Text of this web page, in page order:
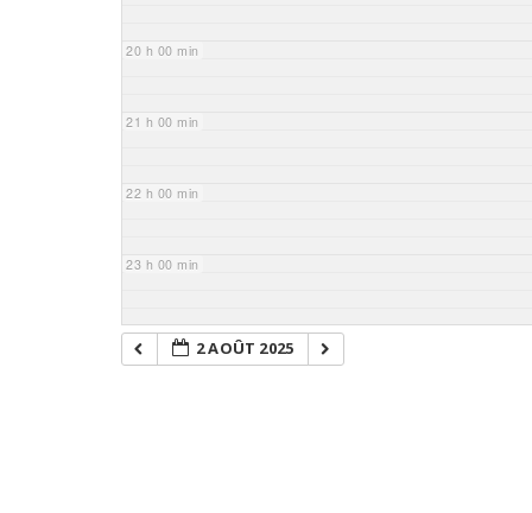
20 h 00 min
21 h 00 min
22 h 00 min
23 h 00 min
2 AOÛT 2025